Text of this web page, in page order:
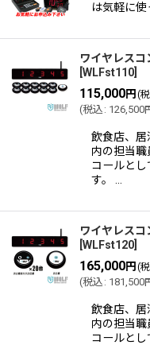
表示数:
は気軽に使
ワイヤレスコ
WLFst110
115,000円 (
(税込 : 126,500
飲食店、居
内の担当職
コールと
す。 …
ワイヤレスコ
WLFst120
165,000円 (
(税込 : 181,500
飲食店、居
内の担当職
コールと